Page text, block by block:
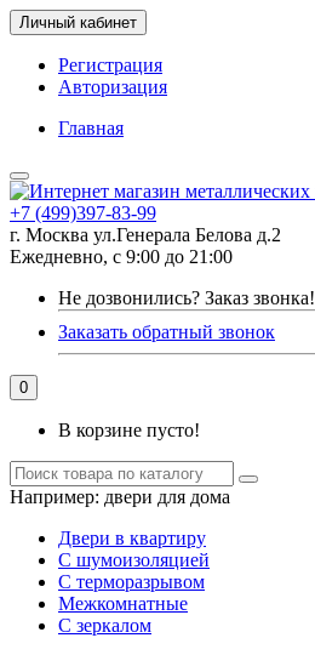
Личный кабинет
Регистрация
Авторизация
Главная
+7 (499)397-83-99
г. Москва ул.Генерала Белова д.2
Ежедневно, с 9:00 до 21:00
Не дозвонились? Заказ звонка!
Заказать обратный звонок
0
В корзине пусто!
Например: двери для дома
Двери в квартиру
С шумоизоляцией
С терморазрывом
Межкомнатные
С зеркалом